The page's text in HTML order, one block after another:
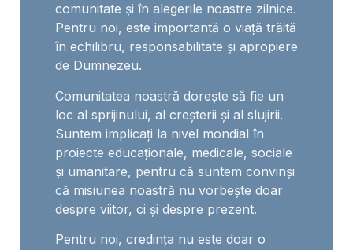
comunitate și în alegerile noastre zilnice.
Pentru noi, este importantă o viață trăită
în echilibru, responsabilitate și apropiere
de Dumnezeu.
Comunitatea noastră dorește să fie un
loc al sprijinului, al creșterii și al slujirii.
Suntem implicați la nivel mondial în
proiecte educaționale, medicale, sociale
și umanitare, pentru că suntem convinși
că misiunea noastră nu vorbește doar
despre viitor, ci și despre prezent.
Pentru noi, credința nu este doar o